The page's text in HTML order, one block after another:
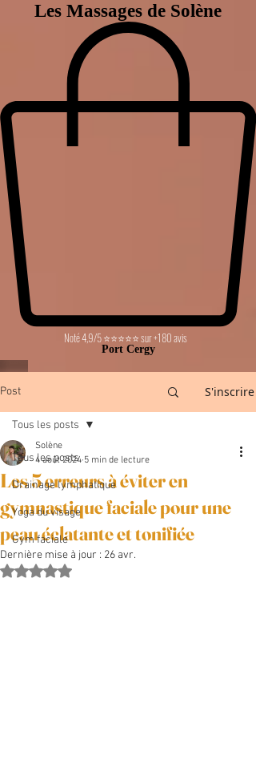
Les Massages de Solène
Noté 4,9/5 ⭐⭐⭐⭐⭐ sur +180 avis
Port Cergy
Post S'inscrire
Tous les posts
Drainage lymphatique
Yoga du visage
Gym faciale
Tous les posts
Les 5 erreurs à éviter en
gymnastique faciale pour une
peau éclatante et tonifiée
Solène
4 août 2024 5 min de lecture
Dernière mise à jour : 26 avr.
Noté NaN étoiles sur 5.